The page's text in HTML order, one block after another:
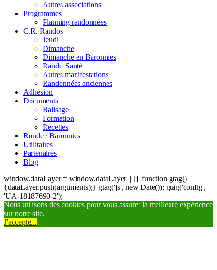
Autres associations
Programmes
Planning randonnées
C.R. Randos
Jeudi
Dimanche
Dimanche en Baronnies
Rando-Santé
Autres manifestations
Randonnées anciennes
Adhésion
Documents
Balisage
Formation
Recettes
Ronde / Baronnies
Utilitaires
Partenaires
Blog
window.dataLayer = window.dataLayer || []; function gtag()
{dataLayer.push(arguments);} gtag('js', new Date()); gtag('config',
'UA-18187690-2');
Nous utilisons des cookies pour vous assurer la meilleure expérience
sur notre site.
J'accepte...